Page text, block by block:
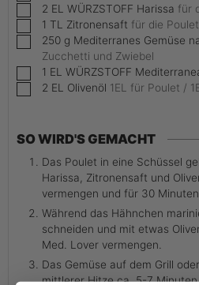
▢
2 EL WÜRZSTOFF Harissa für
▢1 TL Zitronensaft für die
▢
250 g Mediterranes Gemüse
Zucchetti und Zwiebel
▢1 EL WÜRZSTOFF
▢
2 EL Olivenöl 1EL für Poulet /
SO WIRD'S GEMACHT
Das Poulet in eine Schüssel
Harissa, Zitronensaft und
vermengen und für 30 Minuten
Während das Hähnchen
schneiden und mit etwas
Med. Lover vermengen.
Das Gemüse auf dem Grill
mittlerer Hitze ca. 5-7